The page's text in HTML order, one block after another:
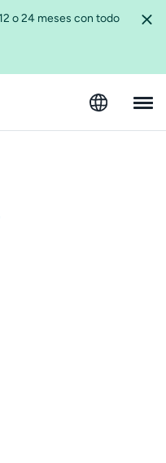
o 24 meses con todo